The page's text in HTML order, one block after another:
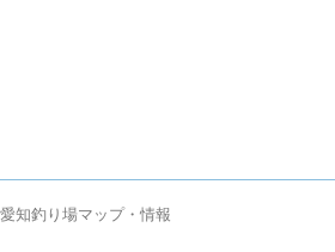
愛知釣り場マップ・情報